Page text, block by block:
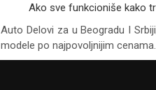
Ako sve funkcioniše kako
Auto Delovi za u Beogradu I
modele po najpovoljnijim